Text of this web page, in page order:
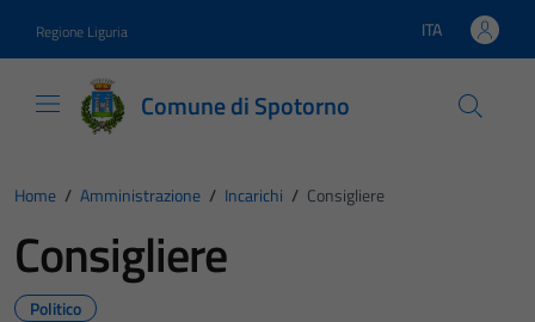
Regione Liguria Lingua attiva:
ITA
Comune di Spotorno
Home / Amministrazione / Incarichi / Consigliere
Consigliere
Politico